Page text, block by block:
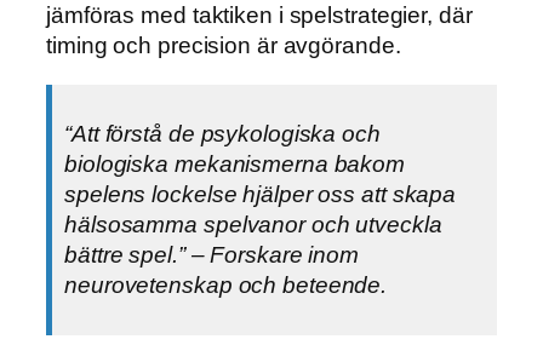
jämföras med taktiken i spelstrategier, där
timing och precision är avgörande.
“Att förstå de psykologiska och
biologiska mekanismerna bakom
spelens lockelse hjälper oss att skapa
hälsosamma spelvanor och utveckla
bättre spel.” – Forskare inom
neurovetenskap och beteende.